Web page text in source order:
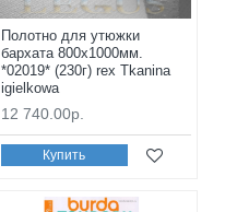
Полотно для утюжки
бархата 800х1000мм.
*02019* (230г) rex Tkanina
igielkowa
12 740.00р.
Купить